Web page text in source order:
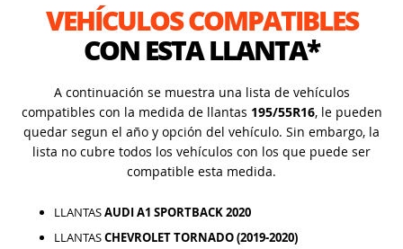
VEHÍCULOS COMPATIBLES
CON ESTA LLANTA*
A continuación se muestra una lista de vehículos
compatibles con la medida de llantas 195/55R16, le pueden
quedar segun el año y opción del vehículo. Sin embargo, la
lista no cubre todos los vehículos con los que puede ser
compatible esta medida.
LLANTASAUDI A1 SPORTBACK 2020
LLANTASCHEVROLET TORNADO (2019-2020)